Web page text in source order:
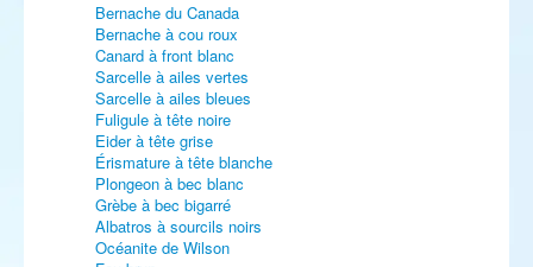
Bernache du Canada
Bernache à cou roux
Canard à front blanc
Sarcelle à ailes vertes
Sarcelle à ailes bleues
Fuligule à tête noire
Eider à tête grise
Érismature à tête blanche
Plongeon à bec blanc
Grèbe à bec bigarré
Albatros à sourcils noirs
Océanite de Wilson